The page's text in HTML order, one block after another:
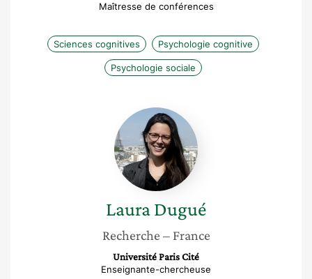
Maîtresse de conférences
Sciences cognitives Psychologie cognitive
Psychologie sociale
Laura
Dugué
LauraDugué
Recherche – France
Université Paris Cité
Enseignante-chercheuse